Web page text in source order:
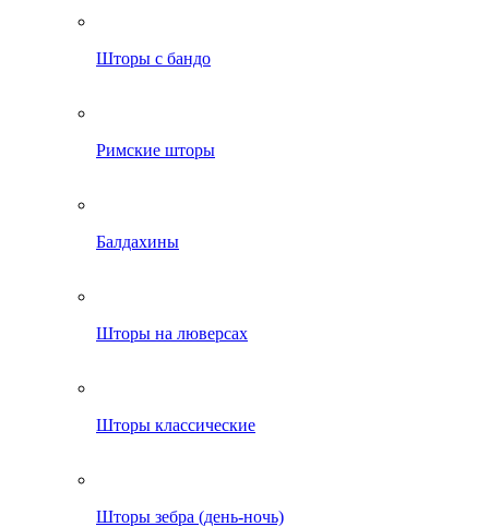
Шторы с бандо
Римские шторы
Балдахины
Шторы на люверсах
Шторы классические
Шторы зебра (день-ночь)